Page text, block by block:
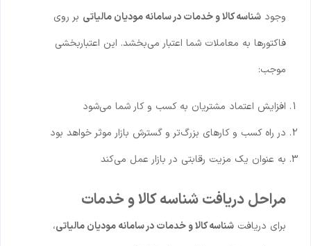
وجود شناسه کالا و خدمات در سامانه مودیان مالیاتی بر روی
فاکتورها به معاملات شما اعتبار می‌بخشد. این اعتباربخشی
موجب:
افزایش اعتماد مشتریان به کسب و کار شما می‌شود
در راه کسب و کارهای بزرگ‌تر و گسترش بازار موثر خواهد بود
به عنوان یک مزیت رقابتی در بازار عمل می‌کند
مراحل دریافت شناسه کالا و خدمات
برای دریافت شناسه کالا و خدمات در سامانه مودیان مالیاتی،